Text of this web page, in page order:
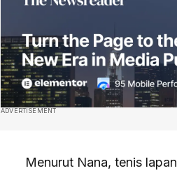
ADVERTISEMENT
Menurut Nana, tenis